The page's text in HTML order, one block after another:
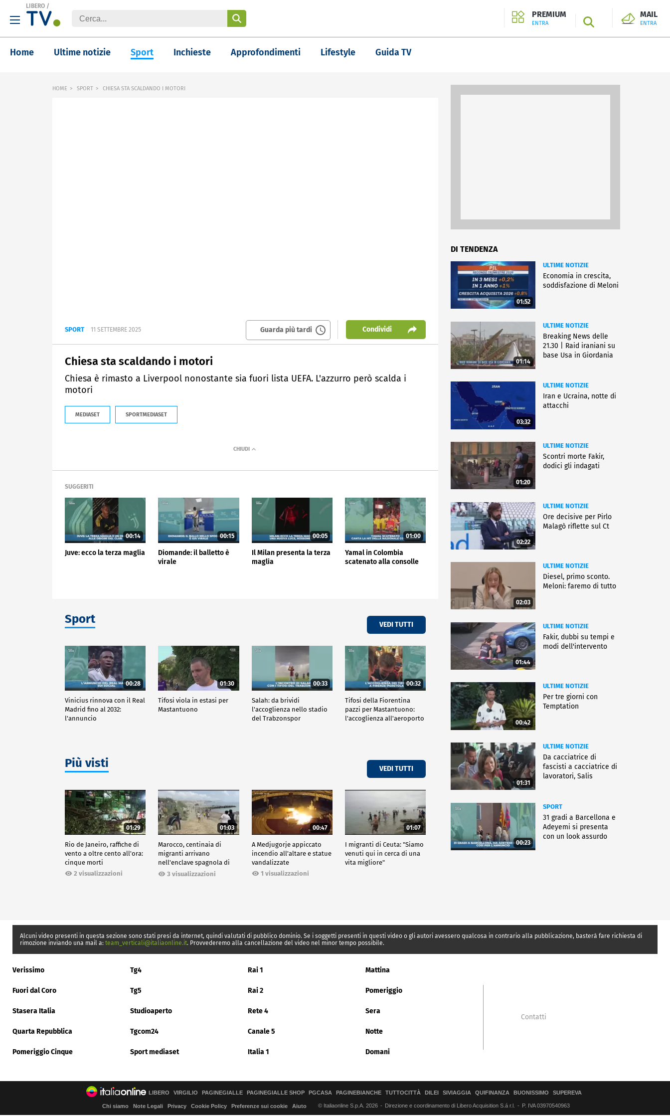
LIBERO /
PREMIUM
ENTRA SEARCH
MAIL
ENTRA
Home Ultime notizie Sport Inchieste Approfondimenti Lifestyle Guida TV
HOME SPORT CHIESA STA SCALDANDO I MOTORI
SPORT 11 SETTEMBRE 2025 Guarda più tardi Condividi
Chiesa sta scaldando i motori
Chiesa è rimasto a Liverpool nonostante sia fuori lista UEFA. L'azzurro però scalda i
motori
MEDIASET SPORTMEDIASET
SUGGERITI
00:14
Juve: ecco la terza maglia
00:15
Diomande: il balletto è
virale
00:05
Il Milan presenta la terza
maglia
01:00
Yamal in Colombia
scatenato alla consolle
Sport VEDI TUTTI
00:28
Vinicius rinnova con il Real
Madrid fino al 2032:
l'annuncio
01:30
Tifosi viola in estasi per
Mastantuono
00:33
Salah: da brividi
l'accoglienza nello stadio
del Trabzonspor
00:32
Tifosi della Fiorentina
pazzi per Mastantuono:
l'accoglienza all'aeroporto
Più visti VEDI TUTTI
01:29
Rio de Janeiro, raffiche di
vento a oltre cento all'ora:
cinque morti
2 visualizzazioni
01:03
Marocco, centinaia di
migranti arrivano
nell'enclave spagnola di
Ceuta3 visualizzazioni
00:47
A Medjugorje appiccato
incendio all'altare e statue
vandalizzate
1 visualizzazioni
01:07
I migranti di Ceuta: "Siamo
venuti qui in cerca di una
vita migliore"
DI TENDENZA
01:52
ULTIME NOTIZIE
Economia in crescita,
soddisfazione di Meloni
01:14
ULTIME NOTIZIE
Breaking News delle
21.30 | Raid iraniani su
base Usa in Giordania
03:32
ULTIME NOTIZIE
Iran e Ucraina, notte di
attacchi
01:20
ULTIME NOTIZIE
Scontri morte Fakir,
dodici gli indagati
02:22
ULTIME NOTIZIE
Ore decisive per Pirlo
Malagò riflette sul Ct
02:03
ULTIME NOTIZIE
Diesel, primo sconto.
Meloni: faremo di tutto
01:44
ULTIME NOTIZIE
Fakir, dubbi su tempi e
modi dell'intervento
00:42
ULTIME NOTIZIE
Per tre giorni con
Temptation
01:31
ULTIME NOTIZIE
Da cacciatrice di
fascisti a cacciatrice di
lavoratori, Salis
00:23
SPORT
31 gradi a Barcellona e
Adeyemi si presenta
con un look assurdo
Alcuni video presenti in questa sezione sono stati presi da internet, quindi valutati di pubblico dominio. Se i soggetti presenti in questi video o gli autori avessero qualcosa in contrario alla pubblicazione, basterà fare richiesta di
rimozione inviando una mail a: team_verticali@italiaonline.it. Provvederemo alla cancellazione del video nel minor tempo possibile.
Verissimo Tg4 Rai 1 Mattina
Fuori dal Coro Tg5 Rai 2 Pomeriggio
Stasera Italia Studioaperto Rete 4 Sera
Quarta Repubblica Tgcom24 Canale 5 Notte
Pomeriggio Cinque Sport mediaset Italia 1 Domani
Contatti
LIBERO VIRGILIO PAGINEGIALLE PAGINEGIALLE SHOP PGCASA PAGINEBIANCHE TUTTOCITTÀ DILEI SIVIAGGIA QUIFINANZA BUONISSIMO SUPEREVA
Chi siamo Note Legali Privacy Cookie Policy Preferenze sui cookie Aiuto © Italiaonline S.p.A. 2026 Direzione e coordinamento di Libero Acquisition S.á r.l. P. IVA 03970540963